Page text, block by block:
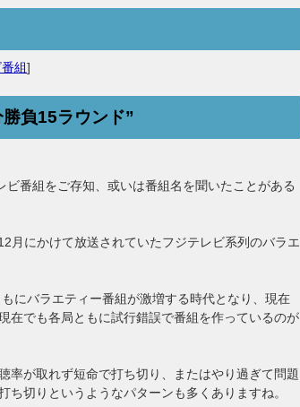
組]
負15ラウンド”
ビ番組をご存知、或いは番組名を聞いたことがある
月にかけて放送されていたフジテレビ系列のバラエ
にバラエティー番組が激増する時代となり、現在
在でも各局ともに試行錯誤で番組を作っているのが
率が取れず短命で打ち切り、またはやり過ぎて問題
ち切りというようなパターンも多くありますね。